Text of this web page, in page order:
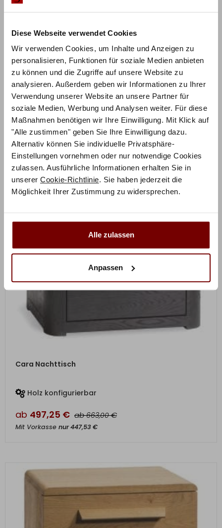
Diese Webseite verwendet Cookies
Wir verwenden Cookies, um Inhalte und Anzeigen zu
personalisieren, Funktionen für soziale Medien anbieten
zu können und die Zugriffe auf unsere Website zu
analysieren. Außerdem geben wir Informationen zu Ihrer
Verwendung unserer Website an unsere Partner für
soziale Medien, Werbung und Analysen weiter. Für diese
Maßnahmen benötigen wir Ihre Einwilligung. Mit Klick auf
"Alle zustimmen" geben Sie Ihre Einwilligung dazu.
Alternativ können Sie individuelle Privatsphäre-
Einstellungen vornehmen oder nur notwendige Cookies
zulassen. Ausführliche Informationen erhalten Sie in
unserer Cookie-Richtlinie. Sie haben jederzeit die
Möglichkeit Ihrer Zustimmung zu widersprechen.
Alle zulassen
Anpassen
ZUM PRODUKT
Mido Nachttisch
Holz konfigurierbar
ab 187,50€ ab 250,00€
Mit Vorkassenur 168,75€
Cara Nachttisch
Holz konfigurierbar
ab 497,25 € ab 663,00€
Mit Vorkasse nur447,53€